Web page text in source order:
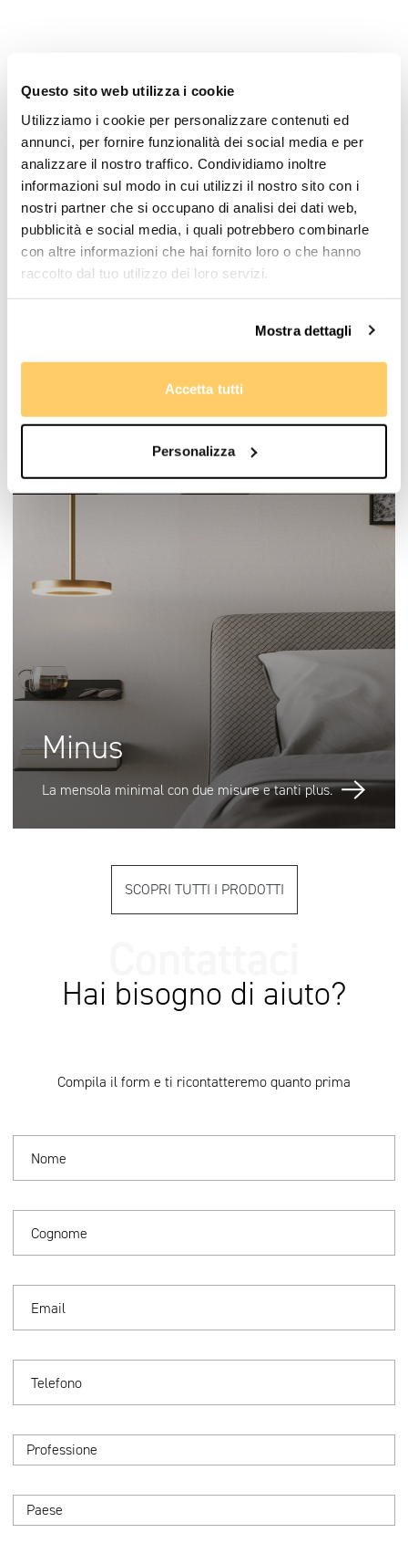
Questo sito web utilizza i cookie
Utilizziamo i cookie per personalizzare contenuti ed
annunci, per fornire funzionalità dei social media e per
analizzare il nostro traffico. Condividiamo inoltre
informazioni sul modo in cui utilizzi il nostro sito con i
nostri partner che si occupano di analisi dei dati web,
pubblicità e social media, i quali potrebbero combinarle
con altre informazioni che hai fornito loro o che hanno
raccolto dal tuo utilizzo dei loro servizi.
Mostra dettagli
Accetta tutti
Personalizza
Prodotti correlati
Watch
L’icona da indossare, con cassa in alluminio.
Minus
La mensola minimal con due misure e tanti plus.
SCOPRI TUTTI I PRODOTTI
Hai bisogno di aiuto?
Compila il form e ti ricontatteremo quanto prima
Nome
Cognome
Email
Telefono
Professione
Paese